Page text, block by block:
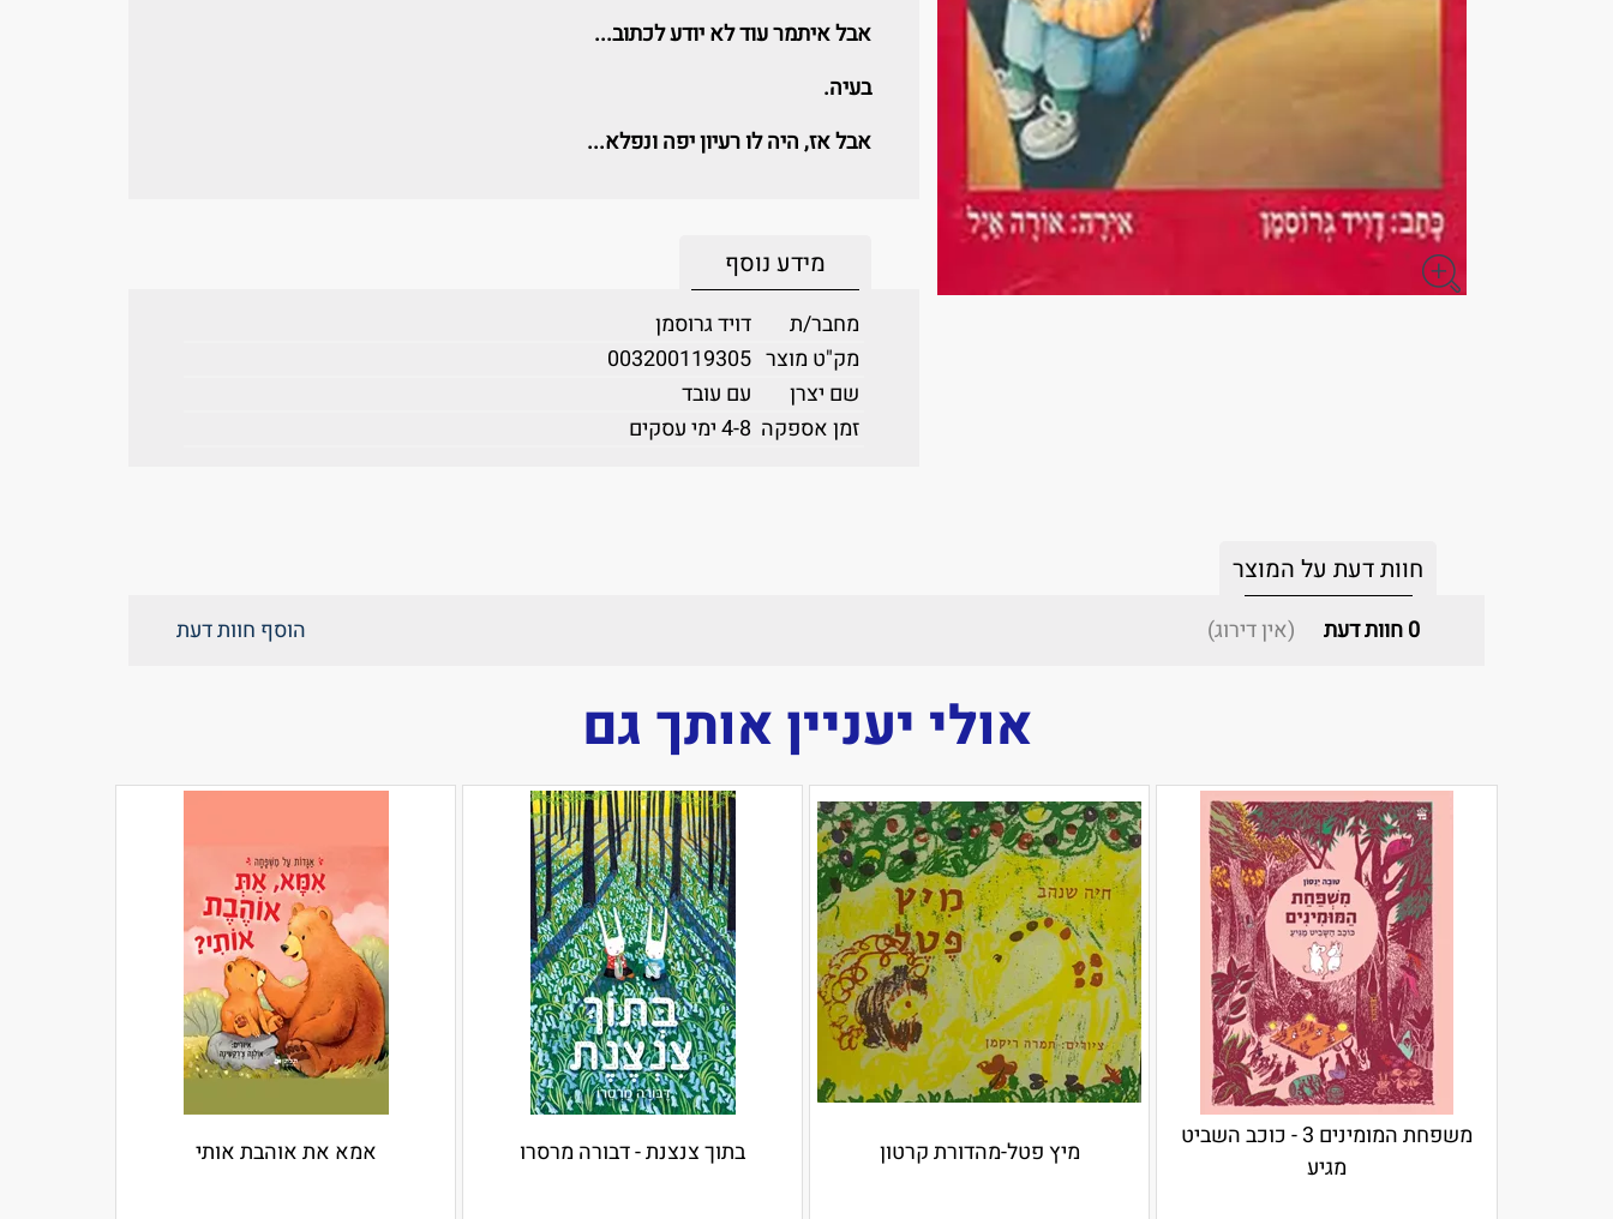
אבל איתמר עוד לא יודע לכתוב...
בעיה.
אבל אז, היה לו רעיון יפה ונפלא...
מידע נוסף
מחבר/ת
דויד גרוסמן
מק"ט מוצר 003200119305
שם יצרן
עם עובד
זמן אספקה 4-8 ימי עסקים
חוות דעת על המוצר
0חוות דעת (אין דירוג) הוסף חוות דעת
אולי יעניין אותך גם
משפחת המומינים 3 - כוכב השביט
מגיע
מיץ פטל-מהדורת קרטון בתוך צנצנת - דבורה מרסרו אמא את אוהבת אותי